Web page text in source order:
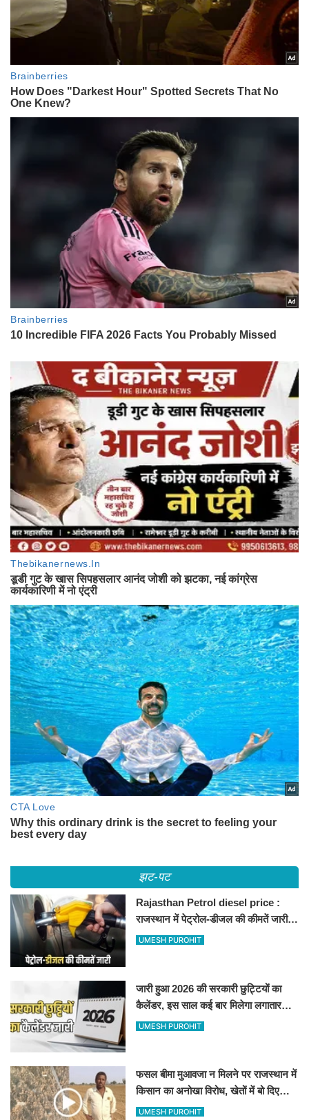
झट-पट
Rajasthan Petrol diesel price :
राजस्थान में पेट्रोल-डीजल की कीमतें जारी,
जानिए बीकानेर समेत पुरे प्रदेश में नए रेट
UMESH PUROHIT
जारी हुआ 2026 की सरकारी छुट्टियों का
कैलेंडर, इस साल कई बार मिलेगा लगातार
अवकाश, देखें
UMESH PUROHIT
फसल बीमा मुआवजा न मिलने पर राजस्थान में
किसान का अनोखा विरोध, खेतों में बो दिए
500-500 रुपए के नोट, वीडियो वायरल
UMESH PUROHIT